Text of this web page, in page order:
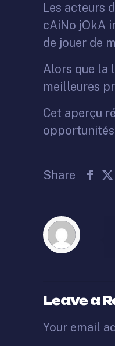
Les acteurs
cAiNo jOkA
de jouer de
Alors que la
meilleures
Cet aperçu
opportunités
Share
Leave a
Your email